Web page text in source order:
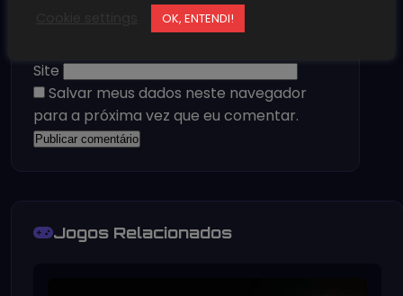
Site
Salvar meus dados neste navegador
para a próxima vez que eu comentar.
Jogos Relacionados
OK, ENTENDI!